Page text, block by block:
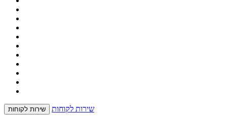
שירות לקוחות שירות לקוחות